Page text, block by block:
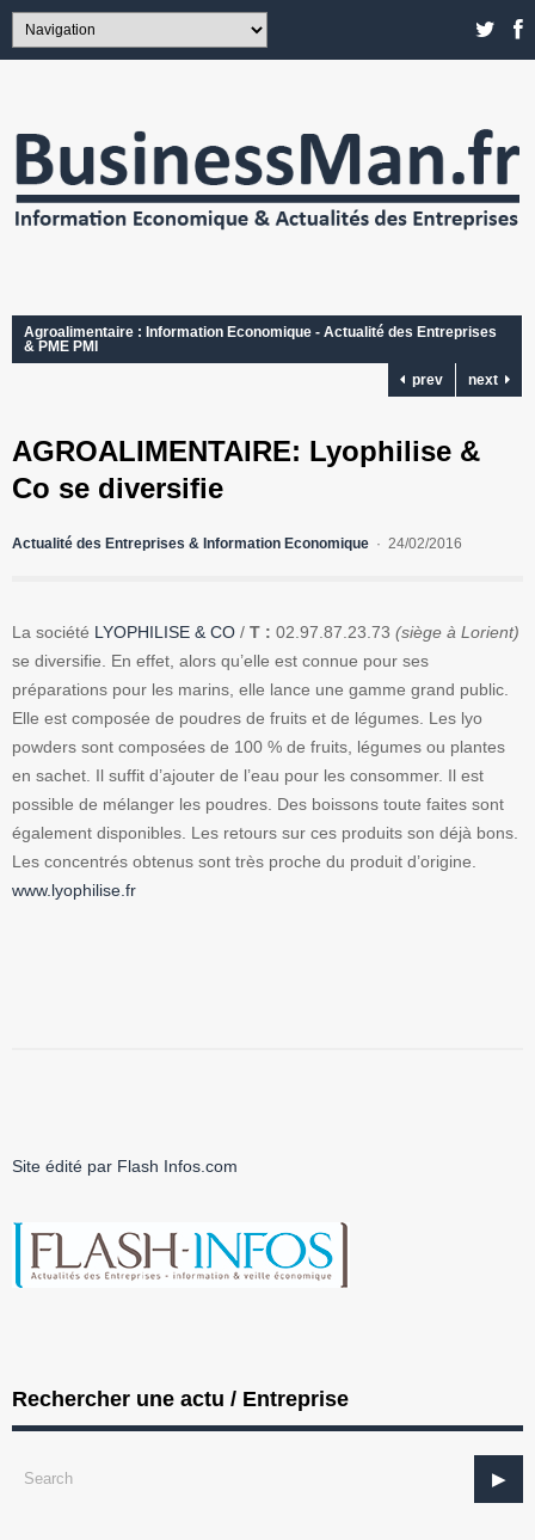
Agroalimentaire : Information Economique - Actualité des Entreprises
& PME PMI
prev
next
AGROALIMENTAIRE: Lyophilise &
Co se diversifie
Actualité des Entreprises & Information Economique 24/02/2016
La société LYOPHILISE & CO / T : 02.97.87.23.73 (siège à Lorient)
se diversifie. En effet, alors qu’elle est connue pour ses
préparations pour les marins, elle lance une gamme grand public.
Elle est composée de poudres de fruits et de légumes. Les lyo
powders sont composées de 100 % de fruits, légumes ou plantes
en sachet. Il suffit d’ajouter de l’eau pour les consommer. Il est
possible de mélanger les poudres. Des boissons toute faites sont
également disponibles. Les retours sur ces produits son déjà bons.
Les concentrés obtenus sont très proche du produit d’origine.
www.lyophilise.fr
Site édité par Flash Infos.com
Rechercher une actu / Entreprise